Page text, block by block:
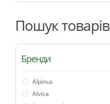
Пошук товарів
Бренди
Alpinus
Alvica